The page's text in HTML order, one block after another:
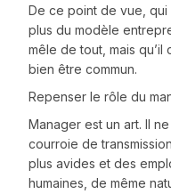
De ce point de vue, qui
plus du modèle
mêle de tout, mais
bien être commun.
Repenser le rôle du
Manager est un art. Il
courroie de
plus avides et des
humaines, de même